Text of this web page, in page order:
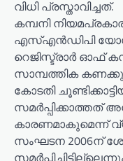
വിധി പ്രസ്താവിച്ചത്.
കമ്പനി
എസ്എൻഡിപി
റെജിസ്ട്രാർ ഓഫ്
സാമ്പത്തിക
കോടതി
കാരണമാകുമെന്ന്
സംഘടന 2006ന്